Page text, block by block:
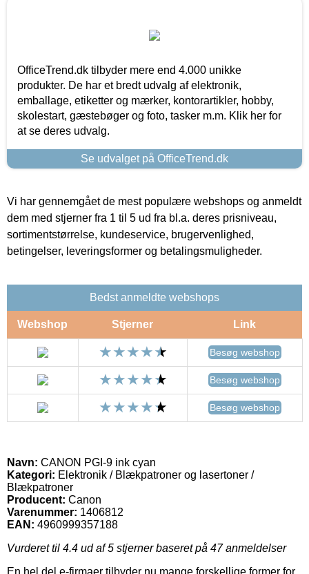
OfficeTrend.dk tilbyder mere end 4.000 unikke
produkter. De har et bredt udvalg af elektronik,
emballage, etiketter og mærker, kontorartikler, hobby,
skolestart, gæstebøger og foto, tasker m.m. Klik her for
at se deres udvalg.
Se udvalget på OfficeTrend.dk
Vi har gennemgået de mest populære webshops og anmeldt
dem med stjerner fra 1 til 5 ud fra bl.a. deres prisniveau,
sortimentstørrelse, kundeservice, brugervenlighed,
betingelser, leveringsformer og betalingsmuligheder.
Bedst anmeldte webshops
Webshop Stjerner Link
Besøg webshop
Besøg webshop
Besøg webshop
Navn: CANON PGI-9 ink cyan
Kategori: Elektronik / Blækpatroner og lasertoner /
Blækpatroner
Producent: Canon
Varenummer: 1406812
EAN: 4960999357188
Vurderet til 4.4 ud af 5 stjerner baseret på 47anmeldelser
En hel del e-firmaer tilbyder nu mange forskellige former for